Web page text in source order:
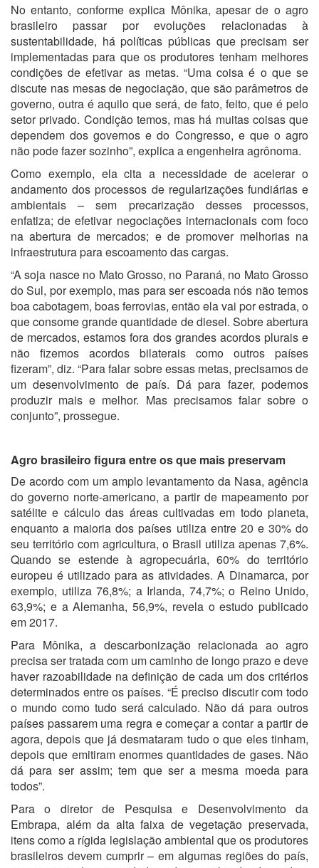
No entanto, conforme explica Mônika, apesar de o agro
brasileiro passar por evoluções relacionadas à
sustentabilidade, há políticas públicas que precisam ser
implementadas para que os produtores tenham melhores
condições de efetivar as metas. “Uma coisa é o que se
discute nas mesas de negociação, que são parâmetros de
governo, outra é aquilo que será, de fato, feito, que é pelo
setor privado. Condição temos, mas há muitas coisas que
dependem dos governos e do Congresso, e que o agro
não pode fazer sozinho”, explica a engenheira agrônoma.
Como exemplo, ela cita a necessidade de acelerar o
andamento dos processos de regularizações fundiárias e
ambientais – sem precarização desses processos,
enfatiza; de efetivar negociações internacionais com foco
na abertura de mercados; e de promover melhorias na
infraestrutura para escoamento das cargas.
“A soja nasce no Mato Grosso, no Paraná, no Mato Grosso
do Sul, por exemplo, mas para ser escoada nós não temos
boa cabotagem, boas ferrovias, então ela vai por estrada, o
que consome grande quantidade de diesel. Sobre abertura
de mercados, estamos fora dos grandes acordos plurais e
não fizemos acordos bilaterais como outros países
fizeram”, diz. “Para falar sobre essas metas, precisamos de
um desenvolvimento de país. Dá para fazer, podemos
produzir mais e melhor. Mas precisamos falar sobre o
conjunto”, prossegue.
Agro brasileiro figura entre os que mais preservam
De acordo com um amplo levantamento da Nasa, agência
do governo norte-americano, a partir de mapeamento por
satélite e cálculo das áreas cultivadas em todo planeta,
enquanto a maioria dos países utiliza entre 20 e 30% do
seu território com agricultura, o Brasil utiliza apenas 7,6%.
Quando se estende à agropecuária, 60% do território
europeu é utilizado para as atividades. A Dinamarca, por
exemplo, utiliza 76,8%; a Irlanda, 74,7%; o Reino Unido,
63,9%; e a Alemanha, 56,9%, revela o estudo publicado
em 2017.
Para Mônika, a descarbonização relacionada ao agro
precisa ser tratada com um caminho de longo prazo e deve
haver razoabilidade na definição de cada um dos critérios
determinados entre os países. “É preciso discutir com todo
o mundo como tudo será calculado. Não dá para outros
países passarem uma regra e começar a contar a partir de
agora, depois que já desmataram tudo o que eles tinham,
depois que emitiram enormes quantidades de gases. Não
dá para ser assim; tem que ser a mesma moeda para
todos”.
Para o diretor de Pesquisa e Desenvolvimento da
Embrapa, além da alta faixa de vegetação preservada,
itens como a rígida legislação ambiental que os produtores
brasileiros devem cumprir – em algumas regiões do país,